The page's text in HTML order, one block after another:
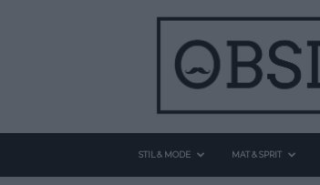
STIL & MODE MAT & SPRIT